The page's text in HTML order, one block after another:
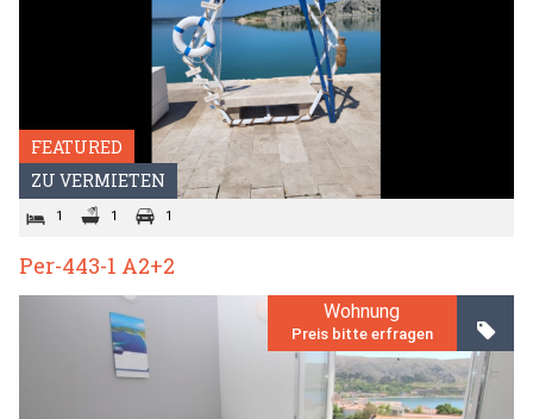
FEATURED
ZU VERMIETEN
1 1 1
Per-443-1 A2+2
Wohnung
Preis bitte erfragen